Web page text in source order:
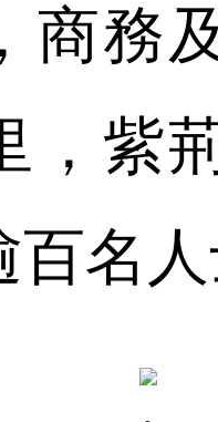
商務
，紫
百名